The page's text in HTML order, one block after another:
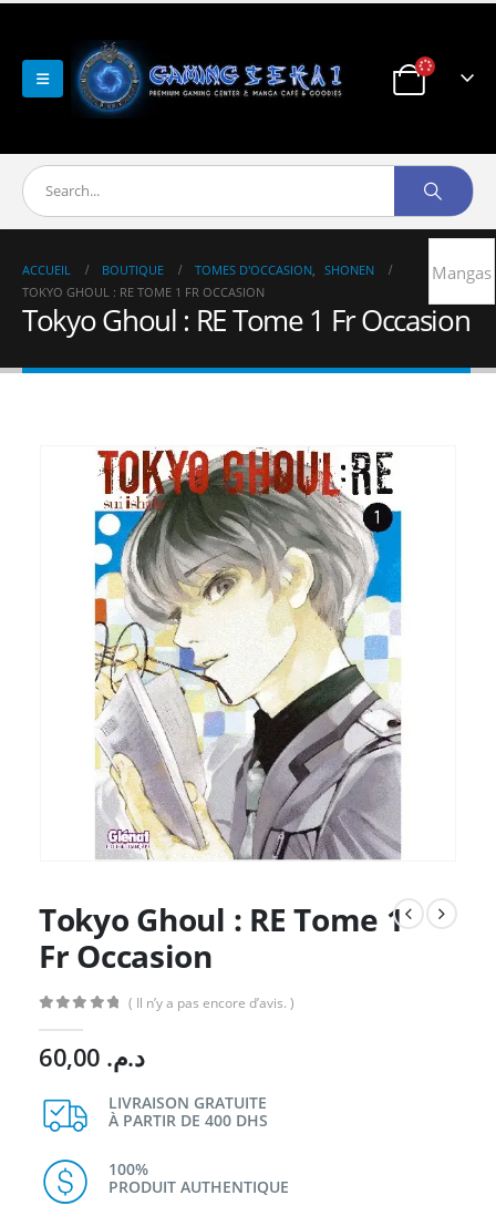
ACCUEIL BOUTIQUE TOMES D'OCCASION
SHONEN
TOKYO GHOUL : RE TOME 1 FR OCCASION
Tokyo Ghoul : RE Tome 1 Fr Occasion
Tokyo Ghoul : RE Tome 1
Fr Occasion
( Il n’y a pas encore d’avis. )
د.م.
LIVRAISON GRATUITE
À PARTIR DE 400 DHS
100%
PRODUIT AUTHENTIQUE
Mangas